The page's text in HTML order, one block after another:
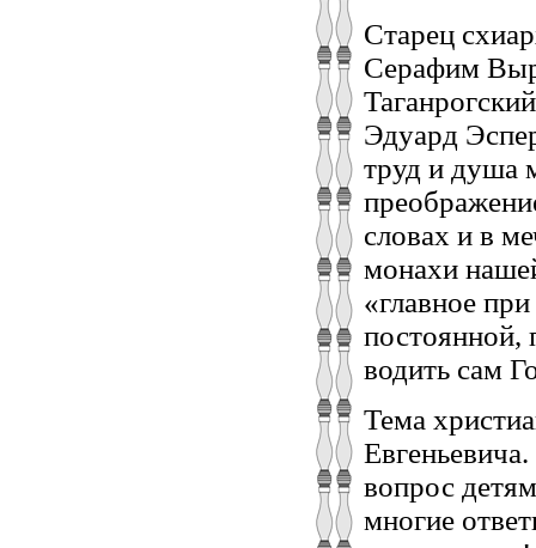
Старец
Серафим
Эдуард
труд и душа
словах и в
монахи
«главное
постоянной,
водить сам
Тема
вопрос
многие